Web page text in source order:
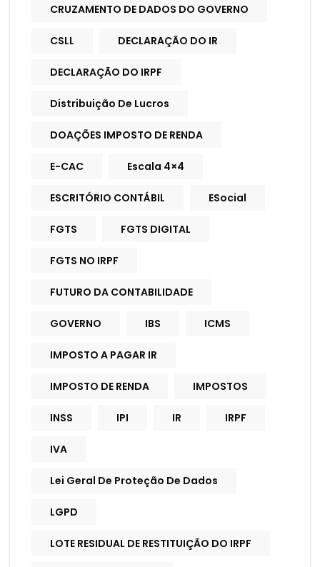
CRUZAMENTO DE DADOS DO GOVERNO
CSLL DECLARAÇÃO DO IR
DECLARAÇÃO DO IRPF
Distribuição De Lucros
DOAÇÕES IMPOSTO DE RENDA
E-CAC Escala 4×4
ESCRITÓRIO CONTÁBIL ESocial
FGTS FGTS DIGITAL
FGTS NO IRPF
FUTURO DA CONTABILIDADE
GOVERNO IBS ICMS
IMPOSTO A PAGAR IR
IMPOSTO DE RENDA IMPOSTOS
INSS IPI IR IRPF
IVA
Lei Geral De Proteção De Dados
LGPD
LOTE RESIDUAL DE RESTITUIÇÃO DO IRPF